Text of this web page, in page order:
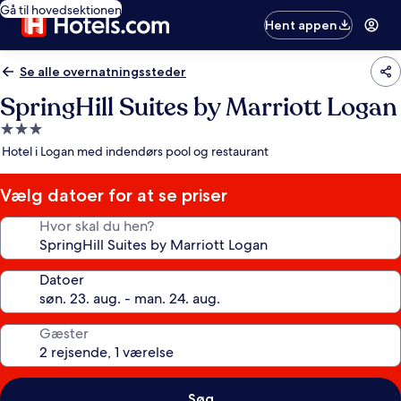
Gå til hovedsektionen
Hent appen
Se alle overnatningssteder
SpringHill Suites by Marriott Logan
3.0-
stjernet
Hotel i Logan med indendørs pool og restaurant
Vælg datoer for at se priser
Hvor skal du hen?
Datoer
Gæster